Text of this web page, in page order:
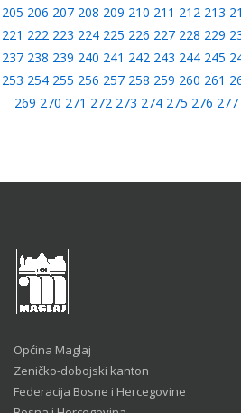
205 206 207 208 209 210 211 212 213
221 222 223 224 225 226 227 228 229
237 238 239 240 241 242 243 244 245
253 254 255 256 257 258 259 260 261
269 270 271 272 273 274 275 276 277
Općina Maglaj
Zeničko-dobojski kanton
Federacija Bosne i Hercegovine